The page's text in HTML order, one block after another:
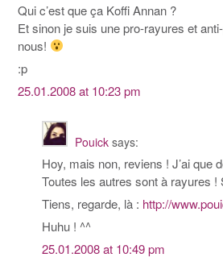
Qui c’est que ça Koffi Annan ?
Et sinon je suis une pro-rayures et
nous!
:p
25.01.2008 at 10:23 pm
Pouick says:
Hoy, mais non, reviens ! J’ai que
Toutes les autres sont à rayures !
Tiens, regarde, là : http://
Huhu ! ^^
25.01.2008 at 10:49 pm